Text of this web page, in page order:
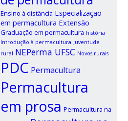
Ensino à distância Especialização
em permacultura Extensão
Graduação em permacultura história
Introdução à permacultura Juventude
rural NEPerma UFSC Novos rurais
PDC Permacultura
Permacultura
em prosa Permacultura na